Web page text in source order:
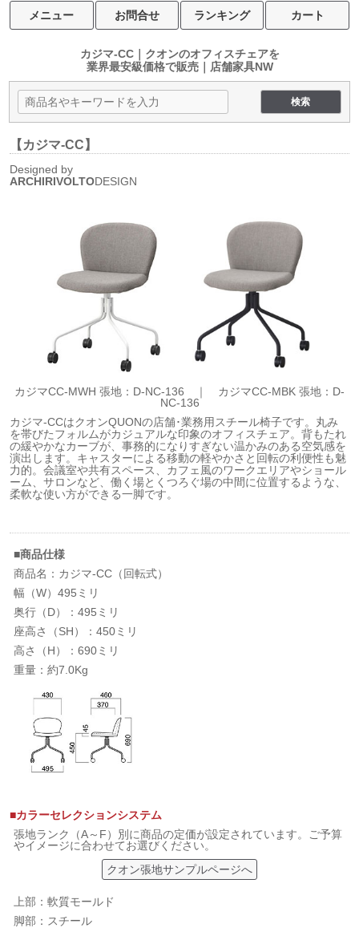
メニュー お問合せ ランキング カート
カジマ-CC｜クオンのオフィスチェアを
業界最安級価格で販売｜店舗家具NW
【カジマ-CC】
Designed by
ARCHIRIVOLTODESIGN
カジマCC-MWH 張地：D-NC-136 ｜ カジマCC-MBK 張地：D-
NC-136
カジマ-CCはクオンQUONの店舗･業務用スチール椅子です。丸み
を帯びたフォルムがカジュアルな印象のオフィスチェア。背もたれ
の緩やかなカーブが、事務的になりすぎない温かみのある空気感を
演出します。キャスターによる移動の軽やかさと回転の利便性も魅
力的。会議室や共有スペース、カフェ風のワークエリアやショール
ーム、サロンなど、働く場とくつろぐ場の中間に位置するような、
柔軟な使い方ができる一脚です。
■商品仕様
商品名：カジマ-CC（回転式）
幅（W）495ミリ
奥行（D）：495ミリ
座高さ（SH）：450ミリ
高さ（H）：690ミリ
重量：約7.0Kg
■カラーセレクションシステム
張地ランク（A～F）別に商品の定価が設定されています。ご予算
やイメージに合わせてお選びください。
クオン張地サンプルページへ
上部：軟質モールド
脚部：スチール